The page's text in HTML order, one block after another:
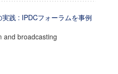
践 : IPDCフォーラムを事例
and broadcasting